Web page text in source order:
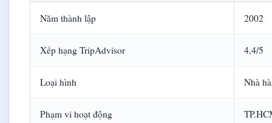
Năm thành lập 2002
Xếp hạng TripAdvisor 4,4/5
Loại hình Nhà
Phạm vi hoạt động